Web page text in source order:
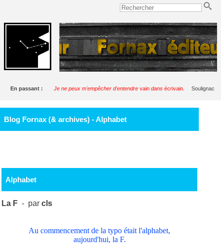
En passant : Je ne peux m'empêcher d'entendre vain dans écrivain Soulignac
Blog Fornax (& archives) - Alphabet
Alphabet
La F - parcls
Au commencement de la typo était l'alphabet,
aujourd'hui, la F.